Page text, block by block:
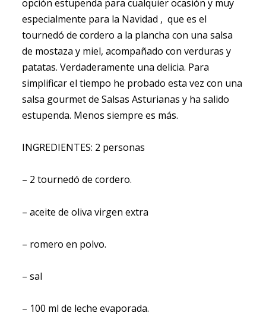
opción estupenda para cualquier ocasión y muy
especialmente para la Navidad , que es el
tournedó de cordero a la plancha con una salsa
de mostaza y miel, acompañado con verduras y
patatas. Verdaderamente una delicia. Para
simplificar el tiempo he probado esta vez con una
salsa gourmet de Salsas Asturianas y ha salido
estupenda. Menos siempre es más.
INGREDIENTES: 2 personas
– 2 tournedó de cordero.
– aceite de oliva virgen extra
– romero en polvo.
– sal
– 100 ml de leche evaporada.